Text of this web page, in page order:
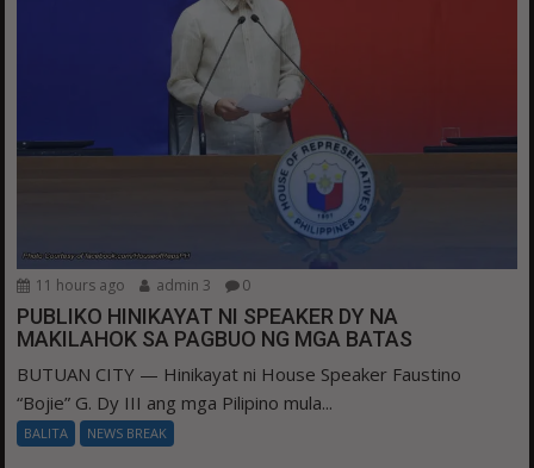
11 hours ago admin 3 0
PUBLIKO HINIKAYAT NI SPEAKER DY NA
MAKILAHOK SA PAGBUO NG MGA BATAS
BUTUAN CITY — Hinikayat ni House Speaker Faustino
“Bojie” G. Dy III ang mga Pilipino mula...
BALITA NEWS BREAK